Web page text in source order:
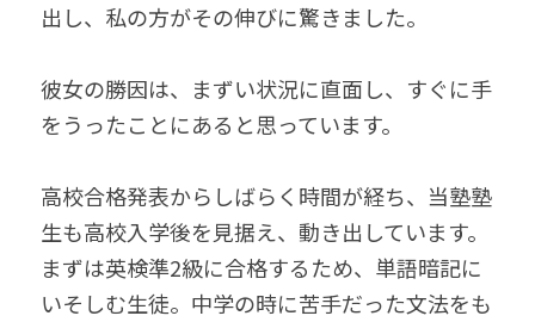
出し、私の方がその伸びに驚きました。
彼女の勝因は、まずい状況に直面し、すぐに手
をうったことにあると思っています。
高校合格発表からしばらく時間が経ち、当塾塾
生も高校入学後を見据え、動き出しています。
まずは英検準2級に合格するため、単語暗記に
いそしむ生徒。中学の時に苦手だった文法をも